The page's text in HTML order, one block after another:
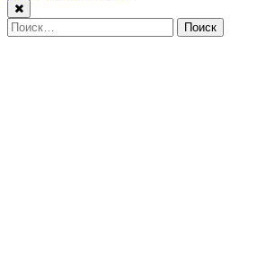
Найти: